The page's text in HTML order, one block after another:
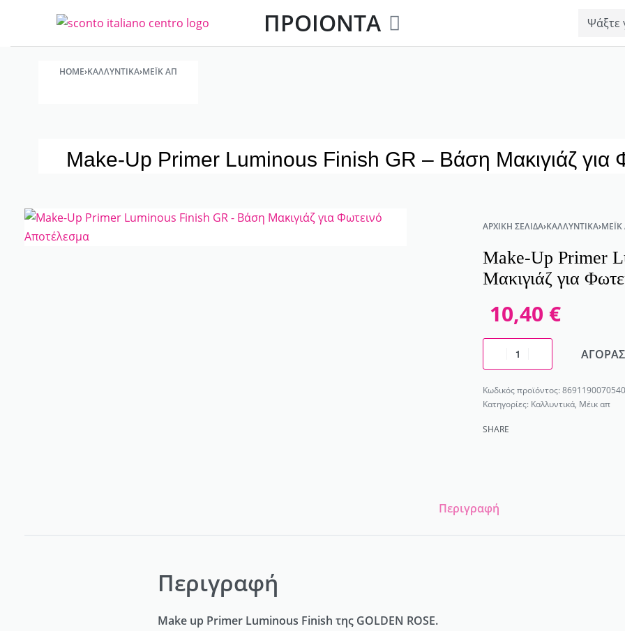
ΠΡΟΙΟΝΤΑ
HOME›ΚΑΛΛΥΝΤΙΚΆ›ΜΈΙΚ ΑΠ
Make-Up Primer Luminous Finish GR – Βάση Μακιγιάζ για
ΑΡΧΙΚΉ ΣΕΛΊΔΑ›ΚΑΛΛΥΝΤΙΚΆ›ΜΈΙΚ
Make-Up Primer
Μακιγιάζ για
10,40 €
8691190070540
Κατηγορίες: Καλλυντικά, Μέικ απ
SHARE
Περιγραφή
Περιγραφή
Make up Primer Luminous Finish της GOLDEN ROSE.